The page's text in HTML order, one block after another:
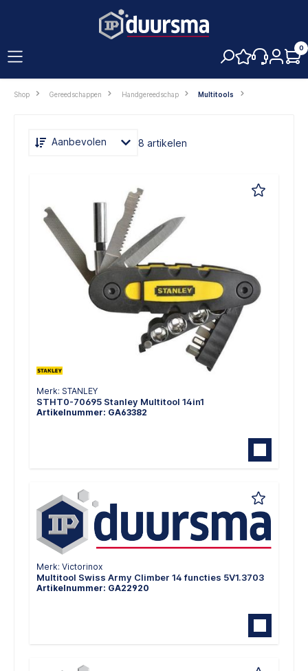
0
Shop Gereedschappen Handgereedschap Multitools
Aanbevolen 8 artikelen
Merk: STANLEY
STHT0-70695 Stanley Multitool 14in1
Artikelnummer: GA63382
Merk: Victorinox
Multitool Swiss Army Climber 14 functies 5V1.3703
Artikelnummer: GA22920